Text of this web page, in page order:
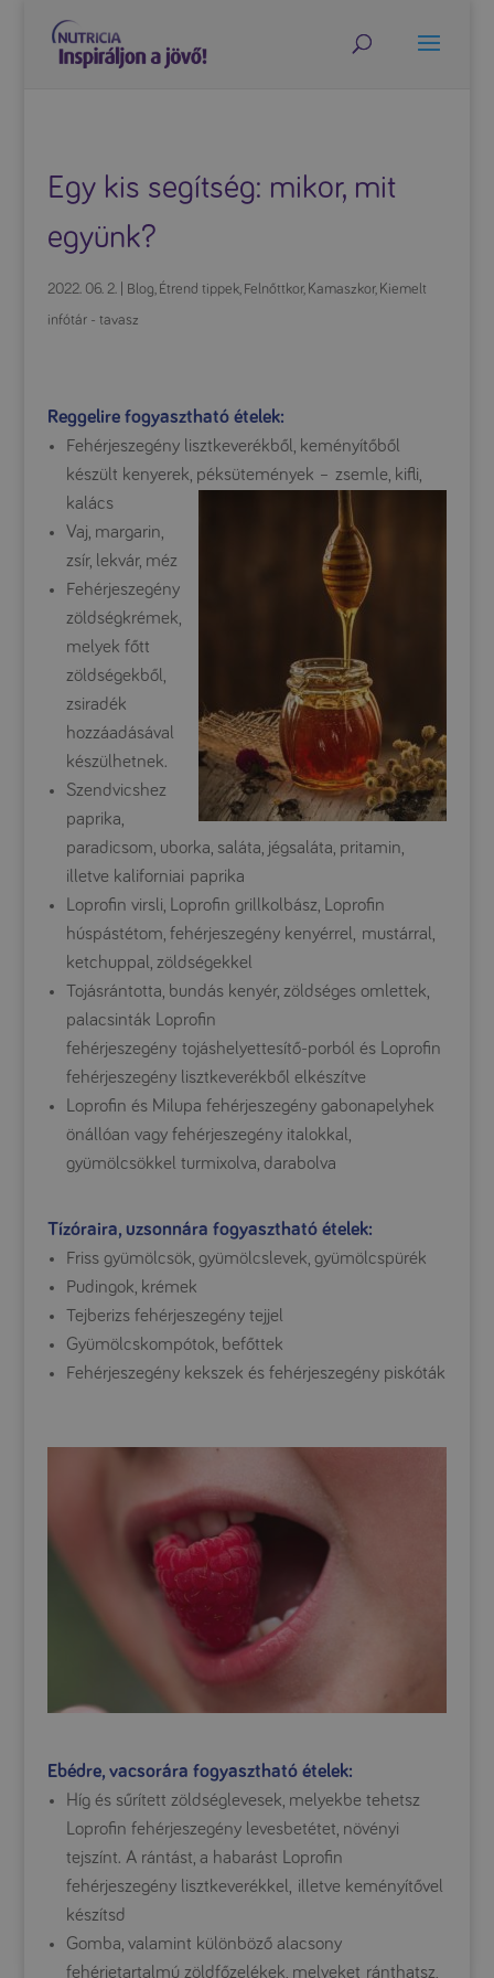
Egy kis segítség: mikor, mit
együnk?
2022. 06. 2.| Blog, Étrend tippek, Felnőttkor, Kamaszkor, Kiemelt
infótár - tavasz
Reggelire fogyasztható ételek:
Fehérjeszegény lisztkeverékből, keményítőből
készült kenyerek, péksütemények – zsemle, kifli,
kalács
Vaj, margarin,
zsír, lekvár, méz
Fehérjeszegény
zöldségkrémek,
melyek főtt
zöldségekből,
zsiradék
hozzáadásával
készülhetnek.
Szendvicshez
paprika,
paradicsom, uborka, saláta, jégsaláta, pritamin,
illetve kaliforniai paprika
Loprofin virsli, Loprofin grillkolbász, Loprofin
húspástétom, fehérjeszegény kenyérrel, mustárral,
ketchuppal, zöldségekkel
Tojásrántotta, bundás kenyér, zöldséges omlettek,
palacsinták Loprofin
fehérjeszegény tojáshelyettesítő-porból és Loprofin
fehérjeszegény lisztkeverékből elkészítve
Loprofin és Milupa fehérjeszegény gabonapelyhek
önállóan vagy fehérjeszegény italokkal,
gyümölcsökkel turmixolva, darabolva
Tízóraira, uzsonnára fogyasztható ételek:
Friss gyümölcsök, gyümölcslevek, gyümölcspürék
Pudingok, krémek
Tejberizs fehérjeszegény tejjel
Gyümölcskompótok, befőttek
Fehérjeszegény kekszek és fehérjeszegény piskóták
Ebédre, vacsorára fogyasztható ételek:
Híg és sűrített zöldséglevesek, melyekbe tehetsz
Loprofin fehérjeszegény levesbetétet, növényi
tejszínt. A rántást, a habarást Loprofin
fehérjeszegény lisztkeverékkel, illetve keményítővel
készítsd
Gomba, valamint különböző alacsony
fehérjetartalmú zöldfőzelékek, melyeket ránthatsz,